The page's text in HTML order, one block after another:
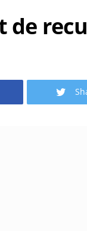
de